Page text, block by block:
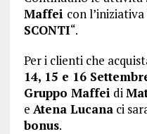
Maffei con l’iniziativa
SCONTI“.
Per i clienti che
14, 15 e 16
Gruppo Maffei di
e Atena Lucanaci
bonus.